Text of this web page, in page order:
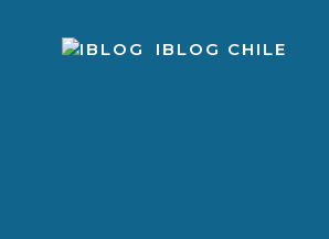
IBLOG CHILE